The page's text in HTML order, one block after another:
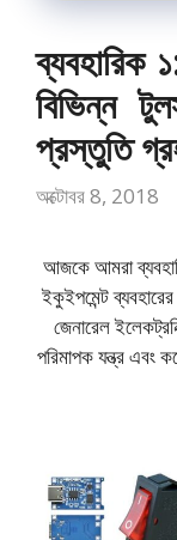
ব্যবহারিক
বিভিন্ন
প্রস্তুতি
অক্টোবর 8, 2018
আজকে আমরা
ইকুইপমেন্ট
জেনারেল
পরিমাপক যন্ত্র এবং